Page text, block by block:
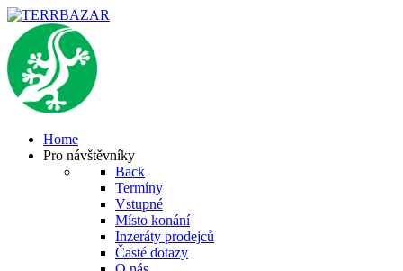
Home
Pro návštěvníky
Back
Termíny
Vstupné
Místo konání
Inzeráty prodejců
Časté dotazy